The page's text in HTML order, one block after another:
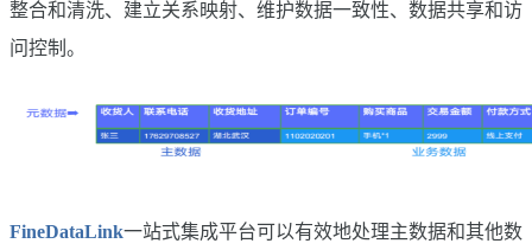
整合和清洗、建立关系映射、维护数据一致性、数据共享和访
问控制。
FineDataLink一站式集成平台可以有效地处理主数据和其他数